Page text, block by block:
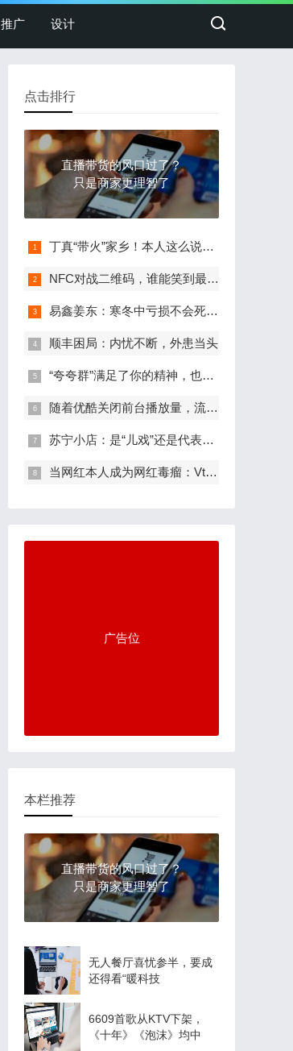
推广 设计
点击排行
直播带货的风口过了？
只是商家更理智了
丁真“带火”家乡！本人这么说…
NFC对战二维码，谁能笑到最后？
易鑫姜东：寒冬中亏损不会死，现金流断
顺丰困局：内忧不断，外患当头
“夸夸群”满足了你的精神，也满足了他
随着优酷关闭前台播放量，流量时代也走
苏宁小店：是“儿戏”还是代表未来
当网红本人成为网红毒瘤：Vtuber的纸片人
广告位
本栏推荐
直播带货的风口过了？
只是商家更理智了
无人餐厅喜忧参半，要成
还得看“暖科技
6609首歌从KTV下架，
《十年》《泡沫》均中